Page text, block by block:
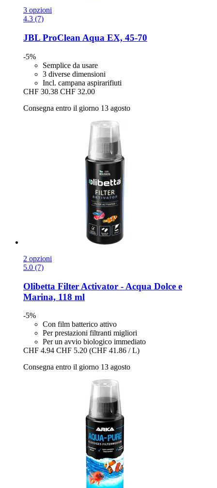
3 opzioni
4.3 (7)
JBL ProClean Aqua EX, 45-​70
-5%
Semplice da usare
3 diverse dimensioni
Incl. campana aspirarifiuti
CHF 30.38 CHF 32.00
Consegna entro il giorno 13 agosto
2 opzioni
5.0 (7)
Olibetta Filter Activator -​ Acqua Dolce e
Marina, 118 ml
-5%
Con film batterico attivo
Per prestazioni filtranti migliori
Per un avvio biologico immediato
CHF 4.94 CHF 5.20 (CHF 41.86 / L)
Consegna entro il giorno 13 agosto